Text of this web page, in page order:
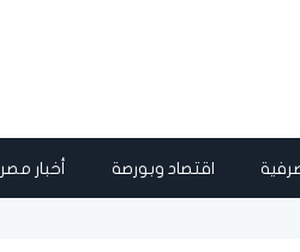
اقتصاد وبورصة أخبار مصر